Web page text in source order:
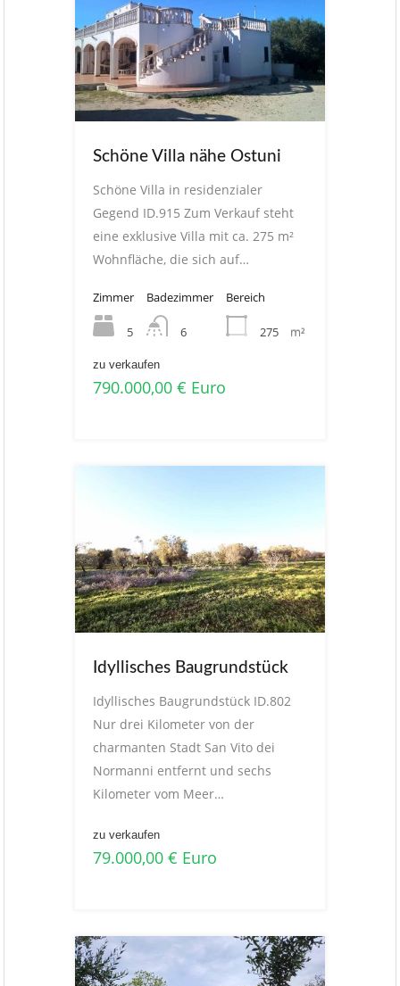
Schöne Villa nähe Ostuni
Schöne Villa in residenzialer
Gegend ID.915 Zum Verkauf steht
eine exklusive Villa mit ca. 275 m²
Wohnfläche, die sich auf…
Zimmer
5
Badezimmer
6
Bereich
275 m²
zu verkaufen
790.000,00 € Euro
Idyllisches Baugrundstück
Idyllisches Baugrundstück ID.802
Nur drei Kilometer von der
charmanten Stadt San Vito dei
Normanni entfernt und sechs
Kilometer vom Meer…
zu verkaufen
79.000,00 € Euro